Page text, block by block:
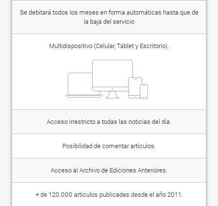
Se debitará todos los meses en forma automáticas hasta que de
la baja del servicio
Multidispositivo (Celular, Tablet y Escritorio).
Acceso irrestricto a todas las noticias del día.
Posibilidad de comentar artículos.
Acceso al Archivo de Ediciones Anteriores.
+ de 120.000 artículos publicadas desde el año 2011.